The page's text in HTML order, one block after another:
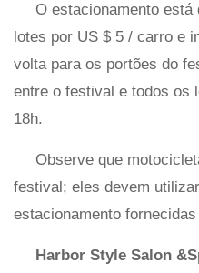
O estacionamento
lotes por US $ 5 / carro e
volta para os portões do
entre o festival e todos os
18h.
Observe que
festival; eles devem
estacionamento
Harbor Style Salon